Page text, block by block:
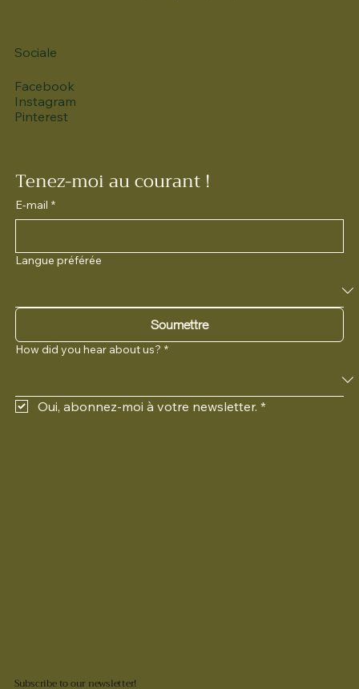
Subscribe to our newsletter!
Tenez-moi au courant !
E-mail *
Langue préférée
Soumettre
How did you hear about us? *
Oui, abonnez-moi à votre newsletter. *
Sociale
Facebook
Instagram
Pinterest